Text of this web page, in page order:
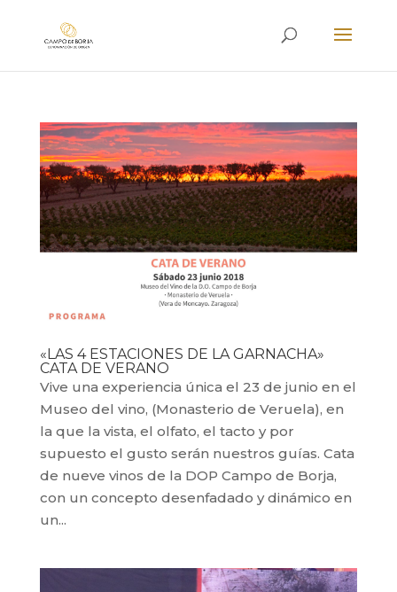
«LAS 4 ESTACIONES DE LA GARNACHA»
CATA DE VERANO
Vive una experiencia única el 23 de junio en el
Museo del vino, (Monasterio de Veruela), en
la que la vista, el olfato, el tacto y por
supuesto el gusto serán nuestros guías. Cata
de nueve vinos de la DOP Campo de Borja,
con un concepto desenfadado y dinámico en
un...